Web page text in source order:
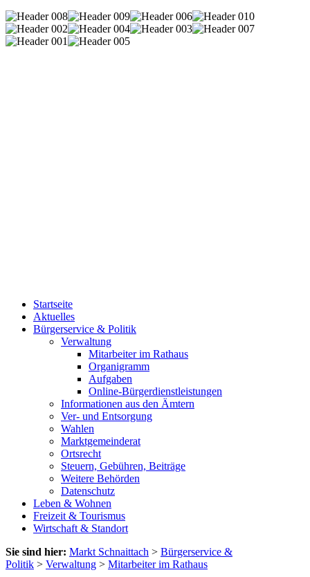
Startseite
Aktuelles
Bürgerservice & Politik
Verwaltung
Mitarbeiter im Rathaus
Organigramm
Aufgaben
Online-Bürgerdienstleistungen
Informationen aus den Ämtern
Ver- und Entsorgung
Wahlen
Marktgemeinderat
Ortsrecht
Steuern, Gebühren, Beiträge
Weitere Behörden
Datenschutz
Leben & Wohnen
Freizeit & Tourismus
Wirtschaft & Standort
Sie sind hier: Markt Schnaittach > Bürgerservice &
Politik > Verwaltung > Mitarbeiter im Rathaus